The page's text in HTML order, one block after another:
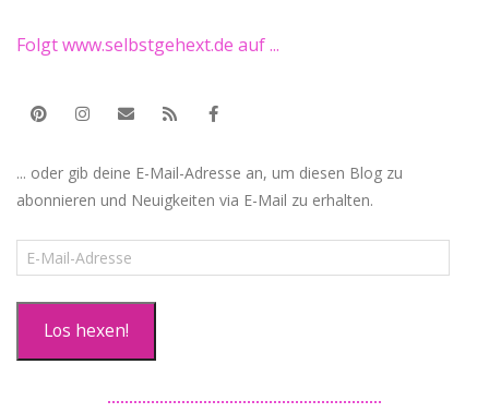
Folgt www.selbstgehext.de auf ...
... oder gib deine E-Mail-Adresse an, um diesen Blog zu
abonnieren und Neuigkeiten via E-Mail zu erhalten.
E-
Mail-
Los hexen!